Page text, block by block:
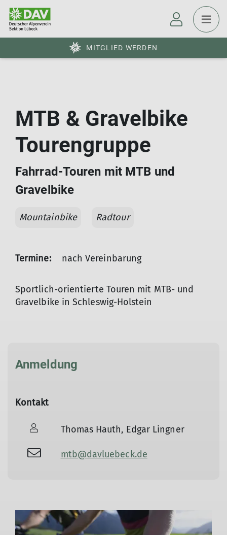
MITGLIED WERDEN
MTB & Gravelbike
Tourengruppe
Fahrrad-Touren mit MTB und
Gravelbike
Mountainbike Radtour
Termine: nach Vereinbarung
Sportlich-orientierte Touren mit MTB- und
Gravelbike in Schleswig-Holstein
Anmeldung
Kontakt
Thomas Hauth, Edgar Lingner
mtb@davluebeck.de